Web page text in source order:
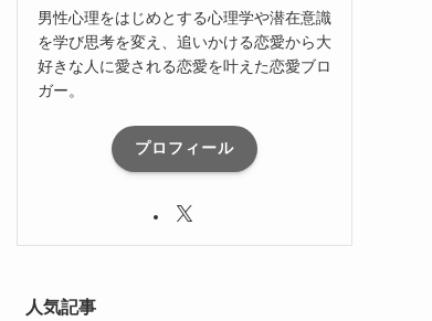
男性心理をはじめとする心理学や潜在意識
を学び思考を変え、追いかける恋愛から大
好きな人に愛される恋愛を叶えた恋愛ブロ
ガー。
プロフィール
人気記事